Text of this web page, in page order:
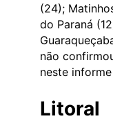
(24);
do Paraná
não
neste
Litoral